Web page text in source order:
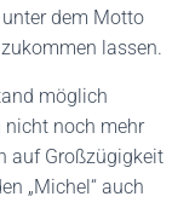
dem Motto
lassen.
möglich
nicht noch mehr
auf Großzügigkeit
„Michel“ auch